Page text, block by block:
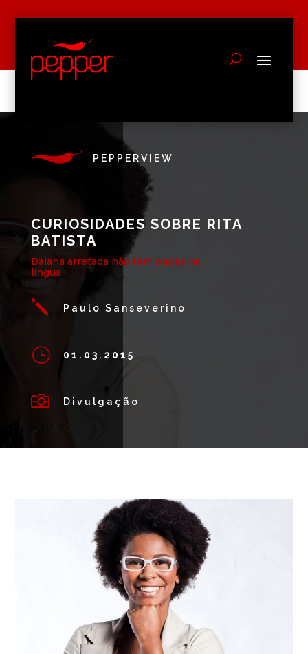
PEPPERVIEW
CURIOSIDADES SOBRE RITA
BATISTA
Baiana arretada não tem papas na
língua
j Paulo Sanseverino
} 01.03.2015
 Divulgação